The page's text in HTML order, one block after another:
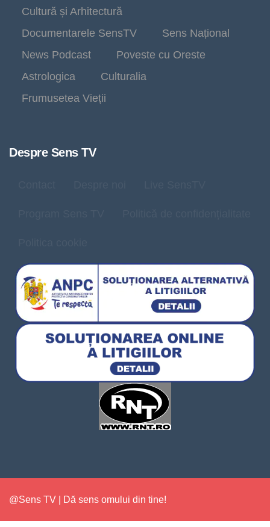
Cultură și Arhitectură
Documentarele SensTV
Sens Național
News Podcast
Poveste cu Oreste
Astrologica
Culturalia
Frumusetea Vieții
Despre Sens TV
@Sens TV | Dă sens omului din tine!